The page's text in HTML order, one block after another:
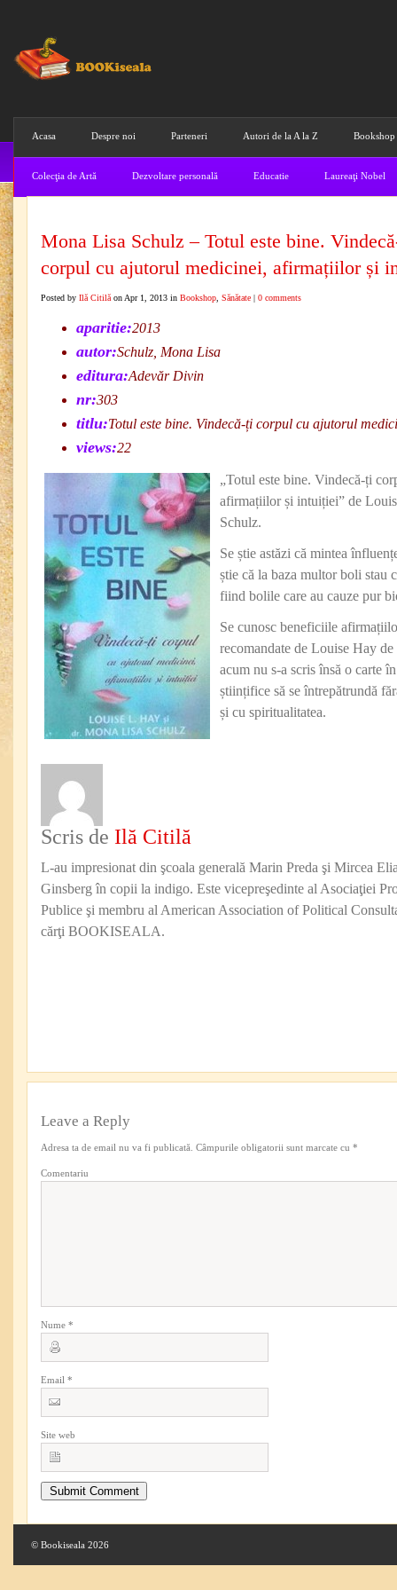
Acasa Despre noi Parteneri Autori de la A la Z Bookshop
Colecţia de Artă Dezvoltare personală Educatie Laureaţi Nobel
Mona Lisa Schulz – Totul este bine.
corpul cu ajutorul medicinei, afirmațiilor și
Posted by Ilă Citilă on Apr 1, 2013 in Bookshop Sănătate | 0 comments
aparitie:2013
autor:Schulz, Mona Lisa
editura:Adevăr Divin
nr:303
titlu:Totul este bine. Vindecă-ți corpul cu ajutorul
views:22
„Totul este bine. Vindecă-ți
afirmațiilor și intuiției” de
Schulz.
Se știe astăzi că mintea
știe că la baza multor boli stau
fiind bolile care au cauze pur
Se cunosc beneficiile
recomandate de Louise Hay
acum nu s-a scris însă o carte
științifice să se întrepătrundă
și cu spiritualitatea.
Scris de Ilă Citilă
L-au impresionat din şcoala generală Marin Preda şi Mircea
Ginsberg în copii la indigo. Este vicepreşedinte al Asociaţiei
Publice şi membru al American Association of Political
cărţi BOOKISEALA.
Leave a Reply
Adresa ta de email nu va fi publicată. Câmpurile obligatorii sunt marcate cu *
Comentariu
Nume *
Email *
Site web
© Bookiseala 2026